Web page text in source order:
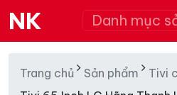
NK Danh mục
Trang chủ Sản phẩm
Tivi